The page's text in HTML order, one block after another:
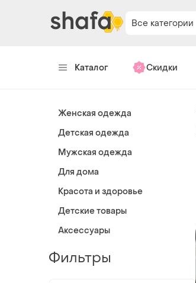
Все категории
Каталог Скидки
Женская одежда
Детская одежда
Мужская одежда
Для дома
Красота и здоровье
Детские товары
Аксессуары
Фильтры